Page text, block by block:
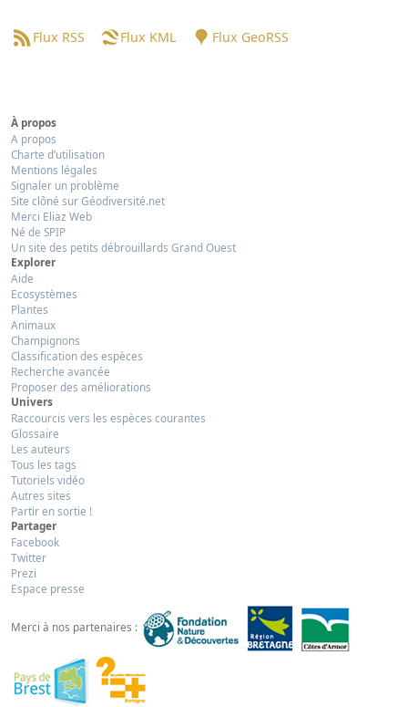
Flux RSS Flux KML Flux GeoRSS
À propos
A propos
Charte d’utilisation
Mentions légales
Signaler un problème
Site clôné sur Géodiversité.net
Merci Eliaz Web
Né de SPIP
Un site des petits débrouillards Grand Ouest
Explorer
Aide
Ecosystèmes
Plantes
Animaux
Champignons
Classification des espèces
Recherche avancée
Proposer des améliorations
Univers
Raccourcis vers les espèces courantes
Glossaire
Les auteurs
Tous les tags
Tutoriels vidéo
Autres sites
Partir en sortie !
Partager
Facebook
Twitter
Prezi
Espace presse
Merci à nos partenaires :